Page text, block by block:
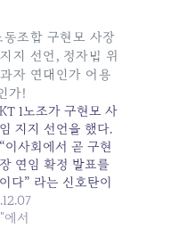
동조합 구현모 사장
지 선언, 정자법 위
자 연대인가 어용
가!
1노조가 구현모 사
지지 선언을 했다.
이사회에서 곧 구현
연임 확정 발표를
다” 라는 신호탄이
사례를 볼때 연임
기가 임박하고 CEO
에서